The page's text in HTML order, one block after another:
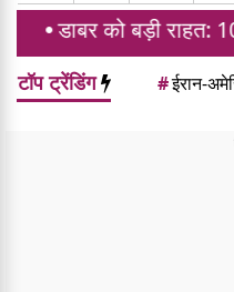
को बड़ी राहत: 100
टॉप ट्रेंडिंग #ईरान-